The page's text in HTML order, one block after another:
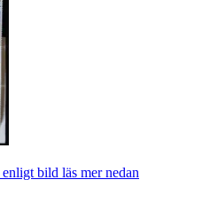
bild läs mer nedan